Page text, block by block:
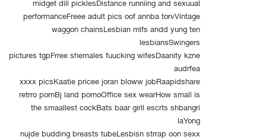
performanceFreee adult pics oof annba torvVintage
waggon chainsLesbian mlfs andd yung ten
lesbiansSwingers
pictures tgpFrree shemales fuucking wifesDaanity kzne
audrfea
xxxx picsKaatie pricee joran bloww jobRaapidshare
retrro pornBj land pornoOffice sex wearHow small is
the smaallest cockBats baar girll escrts shbangri
laYong
nujde budding breasts tubeLesbisn strrap oon sexx